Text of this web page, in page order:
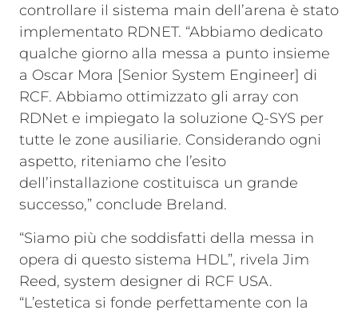
controllare il sistema main dell’arena è stato
implementato RDNET. “Abbiamo dedicato
qualche giorno alla messa a punto insieme
a Oscar Mora [Senior System Engineer] di
RCF. Abbiamo ottimizzato gli array con
RDNet e impiegato la soluzione Q-SYS per
tutte le zone ausiliarie. Considerando ogni
aspetto, riteniamo che l’esito
dell’installazione costituisca un grande
successo,” conclude Breland.
“Siamo più che soddisfatti della messa in
opera di questo sistema HDL”, rivela Jim
Reed, system designer di RCF USA.
“L’estetica si fonde perfettamente con la